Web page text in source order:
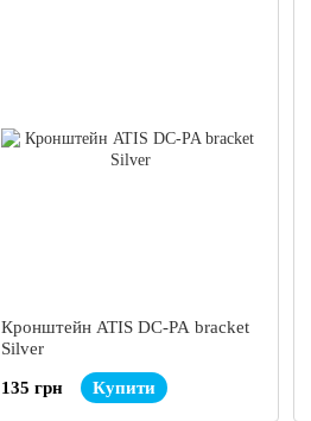
Кронштейн ATIS DC-PA bracket
Silver
135 грн Купити